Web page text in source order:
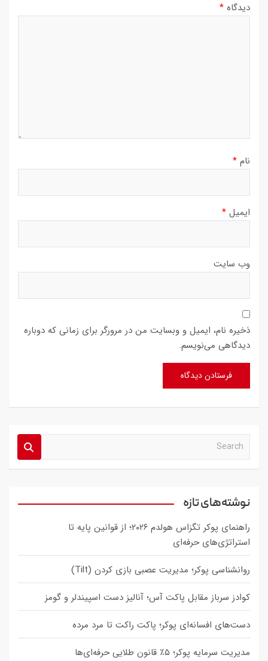
دیدگاه *
نام *
ایمیل *
وب‌ سایت
ذخیره نام، ایمیل و وبسایت من در مرورگر برای زمانی که دوباره
دیدگاهی می‌نویسم.
a
c
نوشته‌های تازه
راهنمای پوکر تگزاس هولدم ۲۰۲۶؛ از قوانین پایه تا
استراتژی‌های حرفه‌ای
روانشناسی پوکر؛ مدیریت عصبی بازی کردن (Tilt)
کوادز سرباز مقابل پاکت آس؛ آنالیز دست اسپیندلر و گومز
دست‌های افسانه‌ای پوکر؛ پاکت راکت تا مرد مرده
مدیریت سرمایه پوکر؛ ۵٪ قانون طلایی حرفه‌ای‌ها